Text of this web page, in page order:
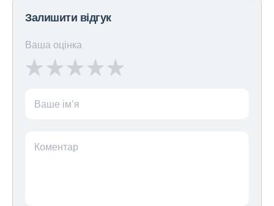
Залишити відгук
Ваша оцінка
Ваше ім’я
Коментар